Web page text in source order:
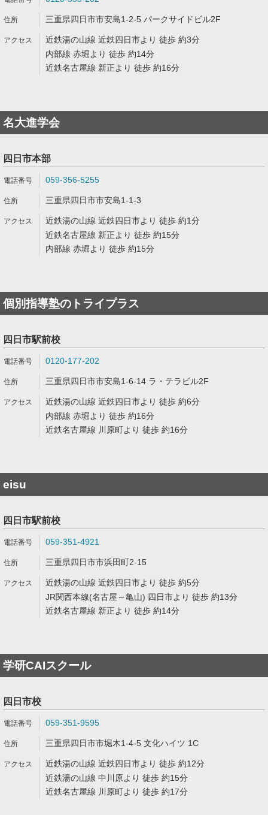
三重県四日市市安島1-2-5 パークサイドビル2F
近鉄湯の山線 近鉄四日市より 徒歩 約3分
内部線 赤堀より 徒歩 約14分
近鉄名古屋線 新正より 徒歩 約16分
名大進学会
四日市本部
059-356-5255
三重県四日市市安島1-1-3
近鉄湯の山線 近鉄四日市より 徒歩 約1分
近鉄名古屋線 新正より 徒歩 約15分
内部線 赤堀より 徒歩 約15分
個別指導塾のトライプラス
四日市駅前校
0120-177-202
三重県四日市市安島1-6-14 ラ・テラビル2F
近鉄湯の山線 近鉄四日市より 徒歩 約6分
内部線 赤堀より 徒歩 約16分
近鉄名古屋線 川原町より 徒歩 約16分
eisu
四日市駅前校
059-351-4921
三重県四日市市浜田町2-15
近鉄湯の山線 近鉄四日市より 徒歩 約5分
JR関西本線(名古屋～亀山) 四日市より 徒歩 約13分
近鉄名古屋線 新正より 徒歩 約14分
学研CAIスクール
四日市校
059-351-9595
三重県四日市市堀木1-4-5 文化ハイツ 1C
近鉄湯の山線 近鉄四日市より 徒歩 約12分
近鉄湯の山線 中川原より 徒歩 約15分
近鉄名古屋線 川原町より 徒歩 約17分